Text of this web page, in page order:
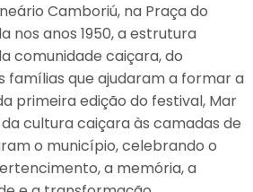
Camboriú, na Praça do
nos anos 1950, a estrutura
comunidade caiçara, do
famílias que ajudaram a formar a
primeira edição do festival, Mar
cultura caiçara às camadas de
o município, celebrando o
a memória, a